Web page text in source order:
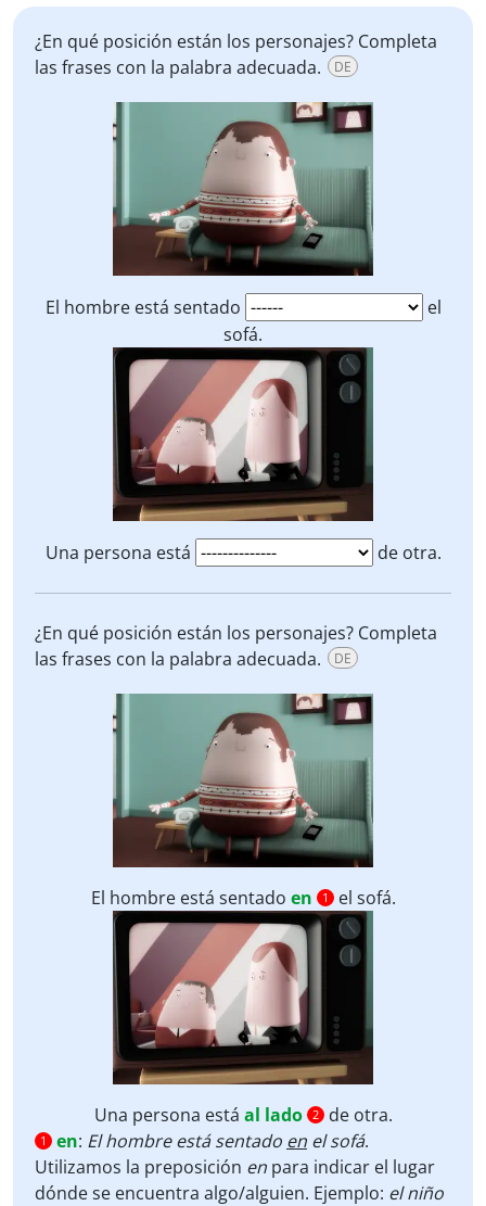
¿En qué posición están los personajes? Completa
las frases con la palabra adecuada.
DE
El hombre está sentado
el
sofá.
Una persona está de otra.
¿En qué posición están los personajes? Completa
las frases con la palabra adecuada.
DE
El hombre está sentado en 1 el sofá.
Una persona está al lado 2 de otra.
1 en: El hombre está sentado en el sofá.
Utilizamos la preposición en para indicar el lugar
dónde se encuentra algo/alguien. Ejemplo: el niño